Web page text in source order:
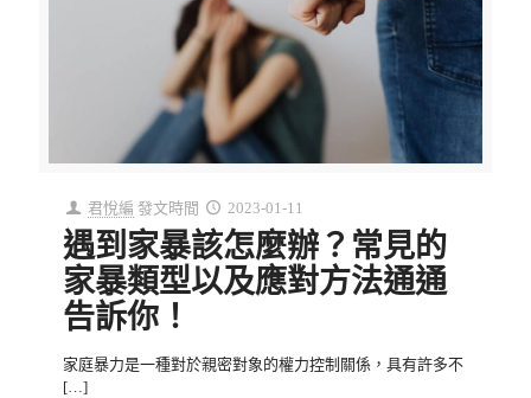
君悅編 發文時間 2023-01-11
遇到家暴該怎麼辦？常見的
家暴類型以及應對方法通通
告訴你！
家庭暴力是一種對於親密對象的權力控制關係，具有許多不
[…]